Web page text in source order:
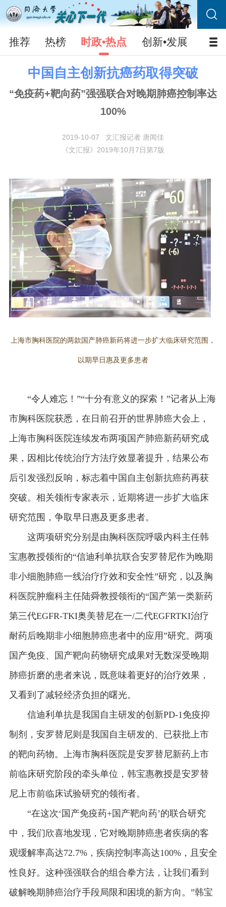
推荐 热榜 时政•热点 创新•发展 校
中国自主创新抗癌药取得突破
“免疫药+靶向药”强强联合对晚期肺癌控制率达
100%
2019-10-07
文汇报记者 唐闻佳
《文汇报》2019年10月7日第7版
上海市胸科医院的两款国产肺癌新药将进一步扩大临床研究范围，
以期早日惠及更多患者
“令人难忘！”“十分有意义的探索！”记者从上海
市胸科医院获悉，在日前召开的世界肺癌大会上，
上海市胸科医院连续发布两项国产肺癌新药研究成
果，因相比传统治疗方法疗效显著提升，结果公布
后引发强烈反响，标志着中国自主创新抗癌药再获
突破。相关领衔专家表示，近期将进一步扩大临床
研究范围，争取早日惠及更多患者。
这两项研究分别是由胸科医院呼吸内科主任韩
宝惠教授领衔的“信迪利单抗联合安罗替尼作为晚期
非小细胞肺癌一线治疗疗效和安全性”研究，以及胸
科医院肿瘤科主任陆舜教授领衔的“国产第一类新药
第三代EGFR-TKI奥美替尼在一/二代EGFRTKI治疗
耐药后晚期非小细胞肺癌患者中的应用”研究。两项
国产免疫、国产靶向药物研究成果对无数深受晚期
肺癌折磨的患者来说，既意味着更好的治疗效果，
又看到了减轻经济负担的曙光。
信迪利单抗是我国自主研发的创新PD-1免疫抑
制剂，安罗替尼则是我国自主研发的、已获批上市
的靶向药物。上海市胸科医院是安罗替尼新药上市
前临床研究阶段的牵头单位，韩宝惠教授是安罗替
尼上市前临床试验研究的领衔者。
“在这次‘国产免疫药+国产靶向药’的联合研究
中，我们欣喜地发现，它对晚期肺癌患者疾病的客
观缓解率高达72.7%，疾病控制率高达100%，且安全
性良好。这种强强联合的组合拳方法，让我们看到
破解晚期肺癌治疗手段局限和困境的新方向。”韩宝